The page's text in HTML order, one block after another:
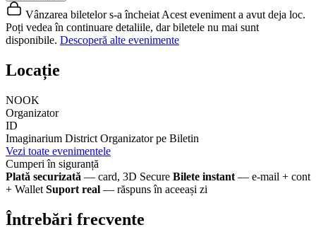
Vânzarea biletelor s-a încheiat Acest eveniment a avut deja loc.
Poți vedea în continuare detaliile, dar biletele nu mai sunt
disponibile. Descoperă alte evenimente
Locație
NOOK
Organizator
ID
Imaginarium District Organizator pe Biletin
Vezi toate evenimentele
Cumperi în siguranță
Plată securizată — card, 3D Secure Bilete instant — e-mail + cont
+ Wallet Suport real — răspuns în aceeași zi
Întrebări frecvente